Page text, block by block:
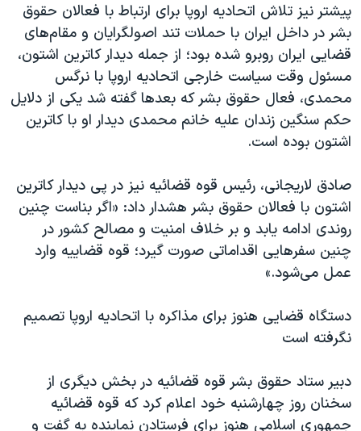
پیشتر نیز تلاش اتحادیه اروپا برای ارتباط با فعالان حقوق
بشر در داخل ایران با حملات تند اصولگرایان و مقام‌های
قضایی ایران روبرو شده بود؛ از جمله دیدار کاترین اشتون،
مسئول وقت سیاست خارجی اتحادیه اروپا با نرگس
محمدی، فعال حقوق بشر که بعدها گفته شد یکی از دلایل
حکم سنگین زندان علیه خانم محمدی دیدار او با کاترین
اشتون بوده است.
صادق لاریجانی، رئیس قوه قضائیه نیز در پی دیدار کاترین
اشتون با فعالان حقوق بشر هشدار داد: «اگر بناست چنین
روندی ادامه یابد و بر خلاف امنیت و مصالح کشور در
چنین سفرهایی اقداماتی صورت گیرد؛ قوه قضاییه وارد
عمل می‌شود.»
دستگاه قضایی هنوز برای مذاکره با اتحادیه اروپا تصمیم
نگرفته است
دبیر ستاد حقوق بشر قوه قضائیه در بخش دیگری از
سخنان روز چهارشنبه خود اعلام کرد که قوه قضائیه
جمهوری اسلامی هنوز برای فرستادن نماینده به گفت و